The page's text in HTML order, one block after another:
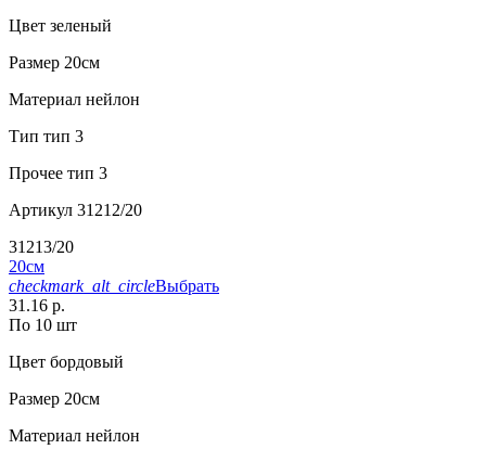
Цвет зеленый
Размер 20см
Материал нейлон
Тип тип 3
Прочее тип 3
Артикул 31212/20
31213/20
20см
checkmark_alt_circleВыбрать
31.16 р.
По 10 шт
Цвет бордовый
Размер 20см
Материал нейлон